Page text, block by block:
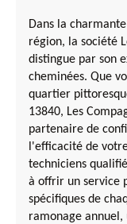
Dans la
région, la société
distingue par son
cheminées. Que
quartier
13840, Les
partenaire de
l'efficacité de
techniciens
à offrir un service
spécifiques de
ramonage